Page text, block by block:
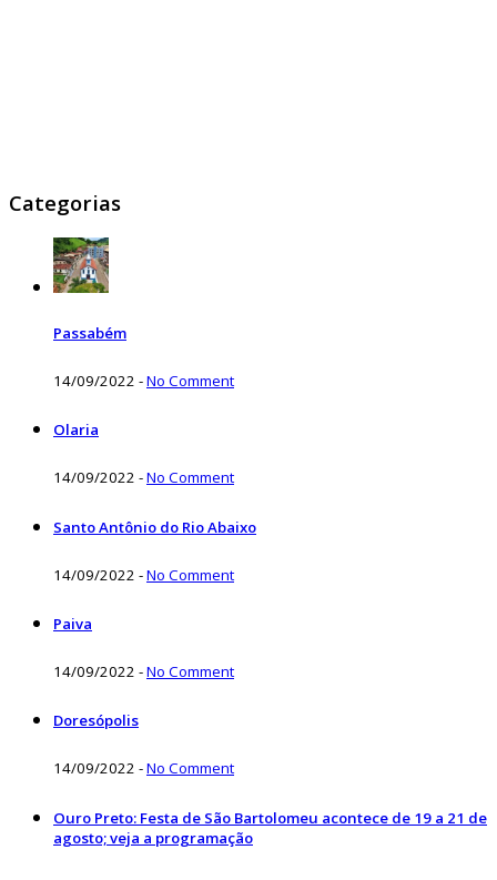
Categorias
Passabém
14/09/2022 -No Comment
Olaria
14/09/2022 -No Comment
Santo Antônio do Rio Abaixo
14/09/2022 -No Comment
Paiva
14/09/2022 -No Comment
Doresópolis
14/09/2022 -No Comment
Ouro Preto: Festa de São Bartolomeu acontece de 19 a 21 de
agosto; veja a programação